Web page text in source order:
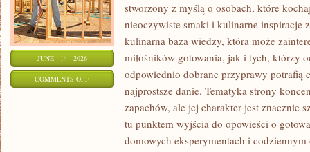
JUNE - 14 - 2026
COMMENTS OFFON
stworzony z myślą o osobach, które
nieoczywiste smaki i kulinarne inspiracje
kulinarna baza wiedzy, która może
miłośników gotowania, jak i tych, którzy
odpowiednio dobrane przyprawy potrafią
najprostsze danie. Tematyka strony
zapachów, ale jej charakter jest znacznie
tu punktem wyjścia do opowieści o
domowych eksperymentach i